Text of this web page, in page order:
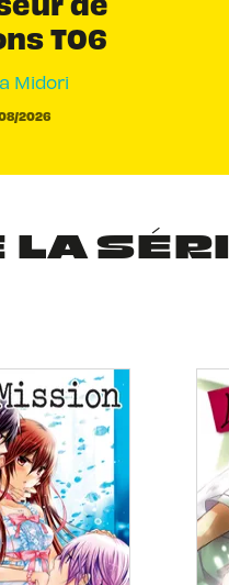
T06
Midori
2026
LA